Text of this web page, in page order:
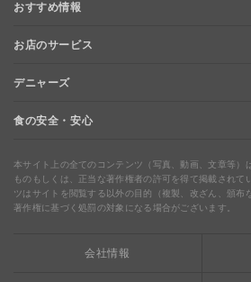
新規登録、移行方法について
特典と交換できる！「デニーズポイント」
ステージアップでさらにお得！「ぷに」
最新情報をチェック
おすすめ情報
おすすめ情報
【店舗限定】ドキドキくじ
夏のデニーズめぐり
ウェルネス
完全メシ
お店のサービス
お店のサービス
地域の使える商品券＆子育て支援サービス
ブルーシーフード
ドリンクバー1杯お持ち帰り
デニャーズ
デニャーズ
わくわくファイル
デニャーズまんが
食の安全・安心
食の安全・安心
食の安全・安心への取り組み
本サイト上の全てのコンテンツ（写真、動画、文章等）
ものもしくは、正当な著作権者の許可を得て掲載されて
ツはサイトを閲覧する以外の目的（複製、改ざん、頒布
著作権に基づく処罰の対象になる場合がございます。
会社情報